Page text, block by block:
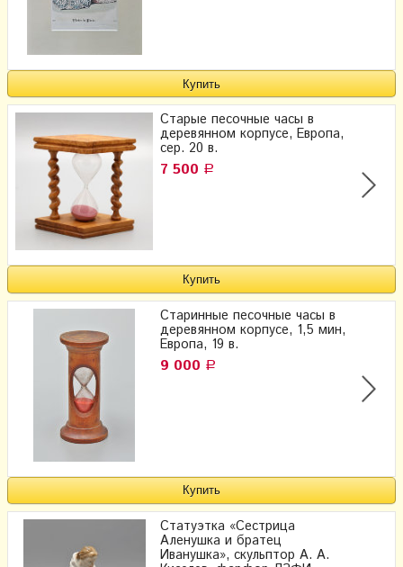
Старые песочные часы в
деревянном корпусе, Европа,
сер. 20 в.
7 500 Р
Старинные песочные часы в
деревянном корпусе, 1,5 мин,
Европа, 19 в.
9 000 Р
Статуэтка «Сестрица
Аленушка и братец
Иванушка», скульптор А. А.